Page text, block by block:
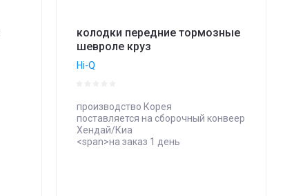
колодки передние тормозные
шевроле круз
Hi-Q
производство Корея
поставляется на сборочный конвеер
Хендай/Киа
<span>на заказ 1 день